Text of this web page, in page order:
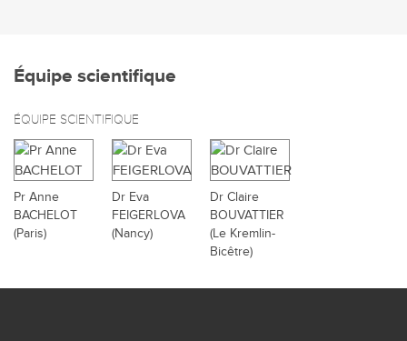
Équipe scientifique
ÉQUIPE SCIENTIFIQUE
Pr Anne
BACHELOT
(Paris)
Dr Eva
FEIGERLOVA
(Nancy)
Dr Claire
BOUVATTIER
(Le Kremlin-
Bicêtre)